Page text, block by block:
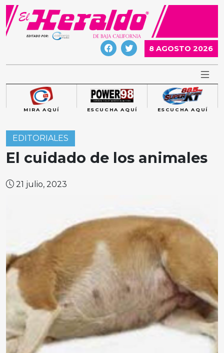
Skip
content
8 AGOSTO 2026
MIRA AQUÍ ESCUCHA AQUÍ ESCUCHA AQUÍ
EDITORIALES
El cuidado de los animales
21 julio, 2023